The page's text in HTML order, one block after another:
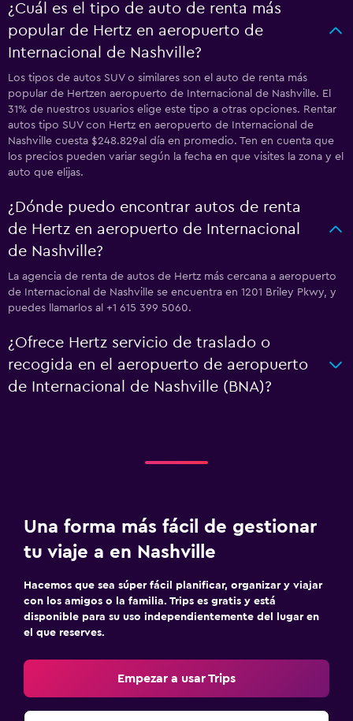
¿Cuál es el tipo de auto de renta más
popular de Hertz en aeropuerto de
Internacional de Nashville?
Los tipos de autos SUV o similares son el auto de renta más
popular de Hertzen aeropuerto de Internacional de Nashville. El
31% de nuestros usuarios elige este tipo a otras opciones. Rentar
autos tipo SUV con Hertz en aeropuerto de Internacional de
Nashville cuesta $248.829al día en promedio. Ten en cuenta que
los precios pueden variar según la fecha en que visites la zona y el
auto que elijas.
¿Dónde puedo encontrar autos de renta
de Hertz en aeropuerto de Internacional
de Nashville?
La agencia de renta de autos de Hertz más cercana a aeropuerto
de Internacional de Nashville se encuentra en 1201 Briley Pkwy, y
puedes llamarlos al +1 615 399 5060.
¿Ofrece Hertz servicio de traslado o
recogida en el aeropuerto de aeropuerto
de Internacional de Nashville (BNA)?
Una forma más fácil de gestionar
tu viaje a en Nashville
Hacemos que sea súper fácil planificar, organizar y viajar
con los amigos o la familia. Trips es gratis y está
disponible para su uso independientemente del lugar en
el que reserves.
Empezar a usar Trips